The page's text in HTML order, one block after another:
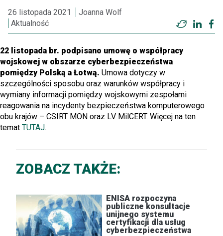
26 listopada 2021
Joanna Wolf
Aktualność
Twitter
22 listopada br. podpisano umowę o współpracy
wojskowej w obszarze cyberbezpieczeństwa
pomiędzy Polską a Łotwą. Umowa dotyczy w
szczególności sposobu oraz warunków współpracy i
wymiany informacji pomiędzy wojskowymi zespołami
reagowania na incydenty bezpieczeństwa komputerowego
obu krajów – CSIRT MON oraz LV MilCERT. Więcej na ten
temat TUTAJ.
ZOBACZ TAKŻE:
ENISA rozpoczyna
publiczne konsultacje
unijnego systemu
certyfikacji dla usług
cyberbezpieczeństwa